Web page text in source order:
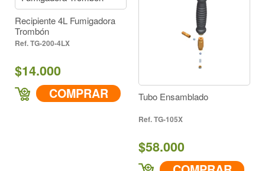
Recipiente 4L Fumigadora
Trombón
TG-200-4LX
$14.000
COMPRAR Tubo Ensamblado
TG-105X
$58.000